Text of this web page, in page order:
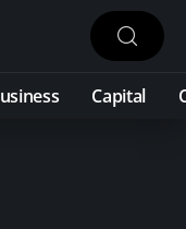
Capital